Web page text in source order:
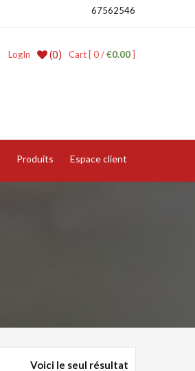
67562546
Cart [ 0 /€0.00]
(0)
LogIn
Produits Espace client
Voici le seul résultat